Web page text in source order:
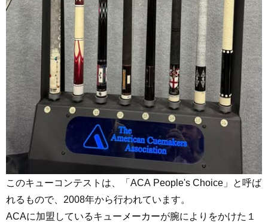
このキューコンテストは、「ACA People's Choice」と呼ば
れるもので、2008年から行われています。
ACAに加盟しているキュー メーカーが腕によりをかけた１